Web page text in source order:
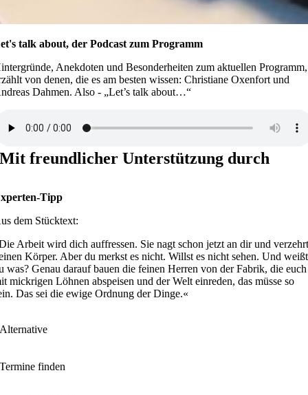
talk about, der Podcast zum Programm
Anekdoten und Besonderheiten zum aktuellen Programm,
von denen, die es am besten wissen: Christiane Oxenfort und
Dahmen. Also - „Let’s talk about…“
Mit freundlicher Unterstützung durch
Tipp
dem Stücktext:
Arbeit wird dich auffressen. Sie nagt schon jetzt an dir und
Körper. Aber du merkst es nicht. Willst es nicht sehen. Und weißt
was? Genau darauf bauen die feinen Herren von der Fabrik, die euch
mickrigen Löhnen abspeisen und der Welt einreden, das müsse so
Das sei die ewige Ordnung der Dinge.«
Alternative
Termine finden